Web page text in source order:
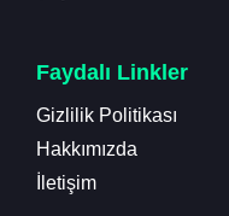
Faydalı Linkler
Gizlilik Politikası
Hakkımızda
İletişim